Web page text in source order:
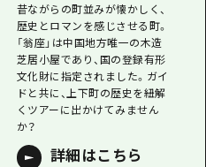
昔ながらの町並みが懐かしく、
歴史とロマンを感じさせる町。
「翁座」は中国地方唯一の木造
芝居小屋であり、国の登録有形
文化財に指定されました。ガイ
ドと共に、上下町の歴史を紐解
くツアーに出かけてみません
か？
詳細はこちら